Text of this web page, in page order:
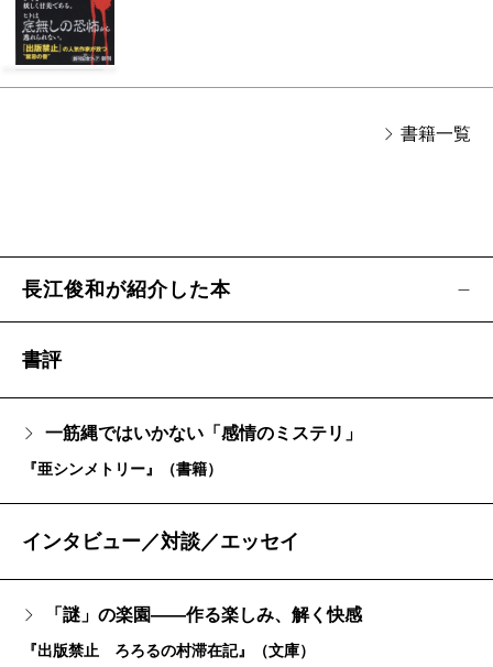
書籍一覧
長江俊和が紹介した本
書評
一筋縄ではいかない「感情のミステリ」
『亜シンメトリー』（書籍）
インタビュー／対談／エッセイ
「謎」の楽園――作る楽しみ、解く快感
『出版禁止 ろろるの村滞在記』（文庫）